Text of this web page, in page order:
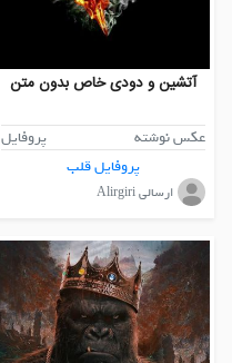
آتشین و دودی خاص بدون متن
عکس نوشته
پروفایل
پروفایل قلب
ارسالی Alirgiri